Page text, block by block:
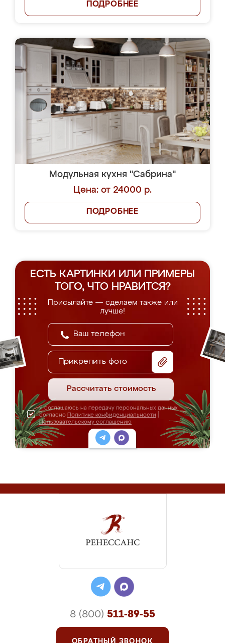
ПОДРОБНЕЕ
Модульная кухня "Сабрина"
Цена: от 24000 р.
ПОДРОБНЕЕ
ЕСТЬ КАРТИНКИ ИЛИ ПРИМЕРЫ
ТОГО, ЧТО НРАВИТСЯ?
Присылайте — сделаем также или
лучше!
Прикрепить фото
Рассчитать стоимость
Я соглашаюсь на передачу персональных данных
согласно Политике конфиденциальности
Пользовательскому соглашению
8 (800) 511-89-55
ОБРАТНЫЙ ЗВОНОК